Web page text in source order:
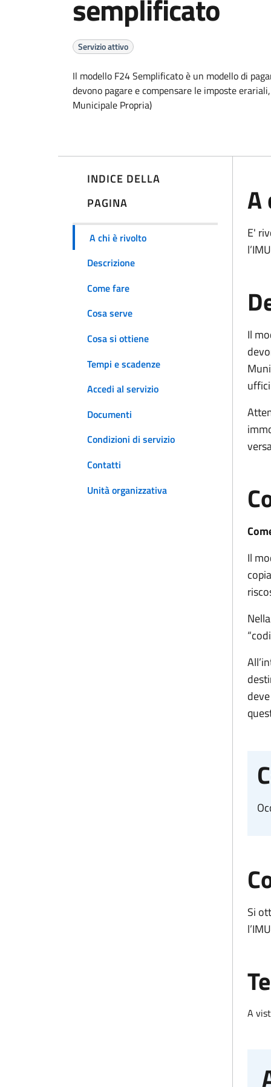
semplificato
Servizio attivo
Il modello F24 Semplificato è un modello di
devono pagare e compensare le imposte
Municipale Propria)
INDICE DELLA
PAGINA
A chi è rivolto
Descrizione
Come fare
Cosa serve
Cosa si ottiene
Tempi e scadenze
Accedi al servizio
Documenti
Condizioni di servizio
Contatti
Unità organizzativa
A
E'
Il
Il
Si
A